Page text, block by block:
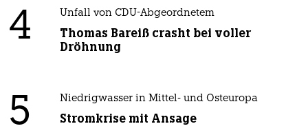
4 Unfall von CDU-Abgeordnetem
Thomas Bareiß crasht bei voller
Dröhnung
5 Niedrigwasser in Mittel- und Osteuropa
Stromkrise mit Ansage